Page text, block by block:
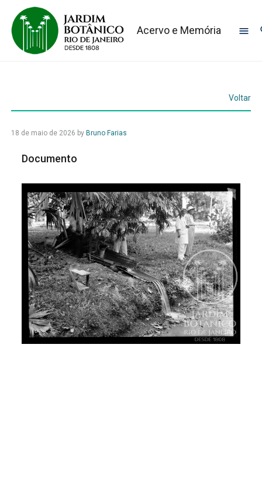
Acervo e Memória
Voltar
18 de maio de 2026 by Bruno Farias
Documento